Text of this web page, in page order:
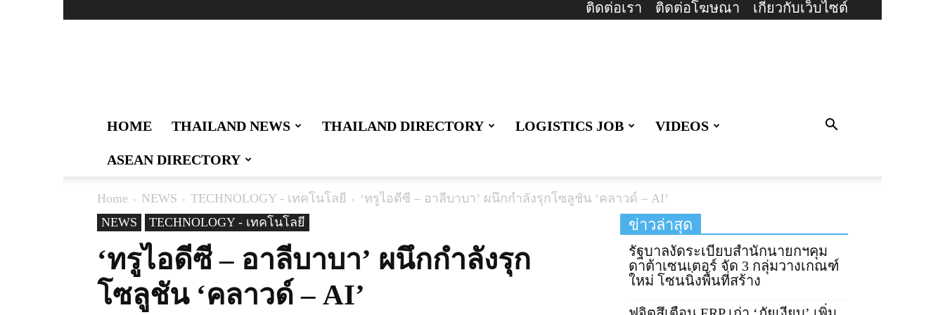
ติดต่อเรา ติดต่อโฆษณา เกี่ยวกับเว็บไซต์
ข่าวสาร
เทคโนโลยี
สื่อสาร
คมนาคม
งาน
และ
สังคม
ด้าน
โล
จิ
สติ
HOME THAILAND NEWS THAILAND DIRECTORY LOGISTICS JOB VIDEOS
ASEAN DIRECTORY
Home NEWS TECHNOLOGY - เทคโนโลยี
‘ทรูไอดีซี – อาลีบาบา’ ผนึกกำลังรุกโซลูชัน ‘คลาวด์ – AI’
NEWS
TECHNOLOGY - เทคโนโลยี
‘ทรูไอดีซี – อาลีบาบา’ ผนึกกำลังรุก
โซลูชัน ‘คลาวด์ – AI’
ข่าวล่าสุด
รัฐบาลงัดระเบียบสำนักนายกฯคุม
ดาต้าเซนเตอร์ จัด 3 กลุ่มวางเกณฑ์
ใหม่ โซนนิ่งพื้นที่สร้าง